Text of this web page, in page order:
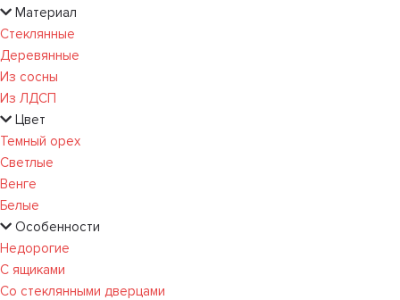
Материал
Стеклянные
Деревянные
Из сосны
Из ЛДСП
Цвет
Темный орех
Светлые
Венге
Белые
Особенности
Недорогие
С ящиками
Со стеклянными дверцами